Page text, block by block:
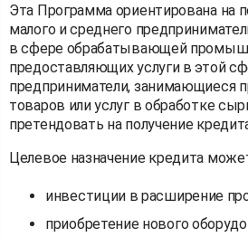
Эта Программа ориентирована на
малого и среднего
в сфере обрабатывающей
предоставляющих услуги в этой
предприниматели, занимающиеся
товаров или услуг в обработке
претендовать на получение
Целевое назначение кредита
инвестиции в расширение
приобретение нового